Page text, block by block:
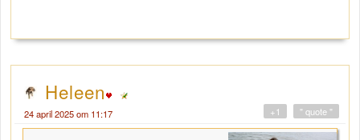
Heleen
24 april 2025 om 11:17 " quote "
+1